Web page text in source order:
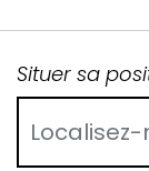
Situer sa